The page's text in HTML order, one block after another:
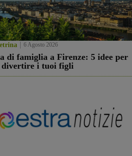
6 Agosto 2026
di famiglia a Firenze: 5 idee per
i tuoi figli